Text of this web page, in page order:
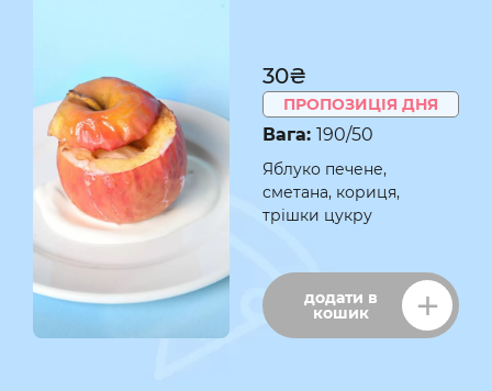
30₴
ПРОПОЗИЦІЯ ДНЯ
Вага: 190/50
Яблуко печене,
сметана, кориця,
трішки цукру
додати в
кошик